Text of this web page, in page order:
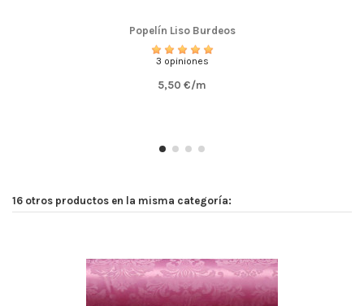
Popelín Liso Burdeos
3 opiniones
5,50 €/m
16 otros productos en la misma categoría: